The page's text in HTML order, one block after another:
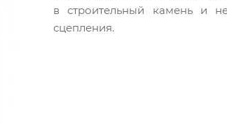
в строительный камень и не
сцепления.